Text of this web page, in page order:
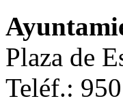
Plaza de
Teléf.: